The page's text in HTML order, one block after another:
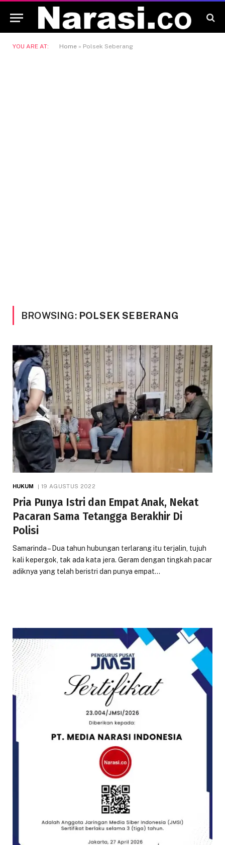
YOU ARE AT: Home » Polsek Seberang
BROWSING: POLSEK SEBERANG
HUKUM 19 AGUSTUS 2022
Pria Punya Istri dan Empat Anak, Nekat
Pacaran Sama Tetangga Berakhir Di
Polisi
Samarinda – Dua tahun hubungan terlarang itu terjalin, tujuh
kali kepergok, tak ada kata jera. Geram dengan tingkah pacar
adiknya yang telah beristri dan punya empat…